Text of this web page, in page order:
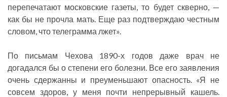
перепечатают московские газеты, то будет скверно, —
как бы не прочла мать. Еще раз подтверждаю честным
словом, что телеграмма лжет».
По письмам Чехова 1890-х годов даже врач не
догадался бы о степени его болезни. Все его заявления
очень сдержанны и преуменьшают опасность. «Я не
совсем здоров, у меня почти непрерывный кашель.